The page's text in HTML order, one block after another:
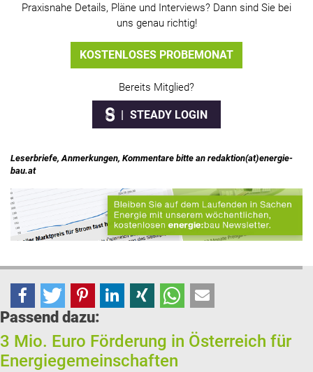
Praxisnahe Details, Pläne und Interviews? Dann sind Sie bei
uns genau richtig!
KOSTENLOSES PROBEMONAT
Bereits Mitglied?
STEADY LOGIN
Leserbriefe, Anmerkungen, Kommentare bitte an redaktion(at)energie-
bau.at
Passend dazu:
3 Mio. Euro Förderung in Österreich für
Energiegemeinschaften